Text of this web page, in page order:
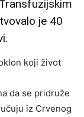
je 40
koji život
da se pridruže
iz Crvenog